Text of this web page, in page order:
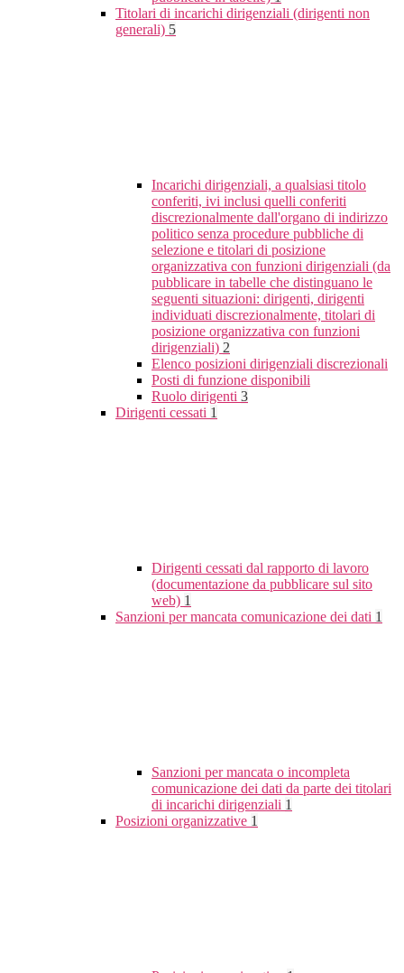
Titolari di incarichi dirigenziali (dirigenti non
generali) 5
Incarichi dirigenziali, a qualsiasi titolo
conferiti, ivi inclusi quelli conferiti
discrezionalmente dall'organo di indirizzo
politico senza procedure pubbliche di
selezione e titolari di posizione
organizzativa con funzioni dirigenziali (da
pubblicare in tabelle che distinguano le
seguenti situazioni: dirigenti, dirigenti
individuati discrezionalmente, titolari di
posizione organizzativa con funzioni
dirigenziali) 2
Elenco posizioni dirigenziali discrezionali
Posti di funzione disponibili
Ruolo dirigenti 3
Dirigenti cessati 1
Dirigenti cessati dal rapporto di lavoro
(documentazione da pubblicare sul sito
web) 1
Sanzioni per mancata comunicazione dei dati 1
Sanzioni per mancata o incompleta
comunicazione dei dati da parte dei titolari
di incarichi dirigenziali 1
Posizioni organizzative 1